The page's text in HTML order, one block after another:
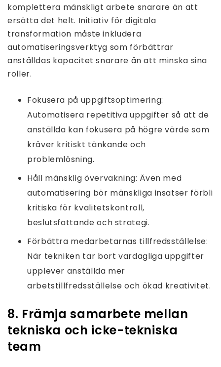
komplettera mänskligt arbete snarare än att
ersätta det helt. Initiativ för digitala
transformation måste inkludera
automatiseringsverktyg som förbättrar
anställdas kapacitet snarare än att minska sina
roller.
Fokusera på uppgiftsoptimering:
Automatisera repetitiva uppgifter så att de
anställda kan fokusera på högre värde som
kräver kritiskt tänkande och
problemlösning.
Håll mänsklig övervakning: Även med
automatisering bör mänskliga insatser förbli
kritiska för kvalitetskontroll,
beslutsfattande och strategi.
Förbättra medarbetarnas tillfredsställelse:
När tekniken tar bort vardagliga uppgifter
upplever anställda mer
arbetstillfredsställelse och ökad kreativitet.
8. Främja samarbete mellan
tekniska och icke-tekniska
team